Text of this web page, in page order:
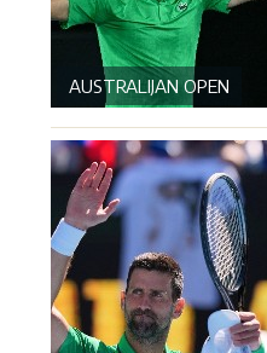
AUSTRALIJAN OPEN